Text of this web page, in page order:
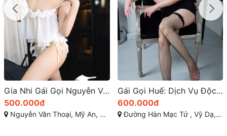
Gia Nhi Gái Gọi Nguyễn Văn Thoại: Dâm Xinh, Làm Tình Chuyên Nghiệp
500.000đ
Nguyễn Văn Thoại, Mỹ An, Ngũ Hành Sơn, Đà Nẵng
Gái Gọi Huế: Dịch Vụ Độc Đáo 2025
600.000đ
Đường Hàn Mạc Tử , Vỹ Dạ, TP Huế